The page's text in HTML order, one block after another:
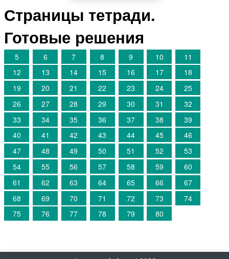
Страницы тетради.
Готовые решения
5 6 7 8 9 10
11
12
13 14 15 16 17
18
19
20 21 22 23 24
25
26
27 28 29 30 31
32
33
34 35 36 37 38
39
40
41 42 43 44 45
46
47
48 49 50 51 52
53
54
55 56 57 58 59
60
61
62 63 64 65 66
67
68
69 70 71 72 73
74
75
76 77 78 79 80